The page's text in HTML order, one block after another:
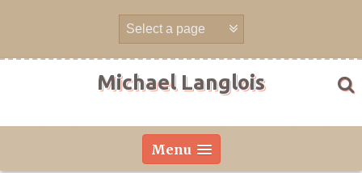
Michael Langlois
Menu